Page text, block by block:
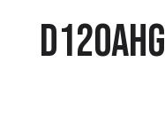
D120AHG